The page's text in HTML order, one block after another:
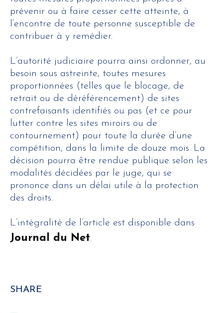
SHARE
prévenir ou à faire cesser cette atteinte, à
l’encontre de toute personne susceptible de
contribuer à y remédier.
L’autorité judiciaire pourra ainsi ordonner, au
besoin sous astreinte, toutes mesures
proportionnées (telles que le blocage, de
retrait ou de déréférencement) de sites
contrefaisants identifiés ou pas (et ce pour
lutter contre les sites miroirs ou de
contournement) pour toute la durée d’une
compétition, dans la limite de douze mois. La
décision pourra être rendue publique selon les
modalités décidées par le juge, qui se
prononce dans un délai utile à la protection
des droits.
L’intégralité de l’article est disponible dans
Journal du Net.